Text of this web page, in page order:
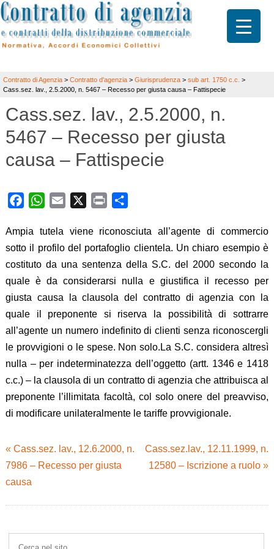
Contratto di Agenzia > Contratto d'agenzia > Giurisprudenza > sub art. 1750 c.c. >
Cass.sez. lav., 2.5.2000, n. 5467 – Recesso per giusta causa – Fattispecie
Cass.sez. lav., 2.5.2000, n.
5467 – Recesso per giusta
causa – Fattispecie
FacebookWhatsApp
Email Print
Ampia tutela viene riconosciuta all’agente di commercio
sotto il profilo del portafoglio clientela. Un chiaro esempio è
costituto da una sentenza della S.C. del 2000 secondo la
quale è da considerarsi nulla e giustifica il recesso per
giusta causa la clausola del contratto di agenzia con la
quale il preponente si riserva la possibilità di sottrarre
all’agente un numero indefinito di clienti senza riconoscergli
le provvigioni o le spese. Non solo.La S.C. considera altresì
nulla – per indeterminatezza dell’oggetto (artt. 1346 e 1418
c.c.) – la clausola di un contratto di agenzia che attribuisca al
preponente l’illimitata facoltà, col solo onere del preavviso,
di modificare unilateralmente le tariffe provvigionale.
« Cass.sez. lav., 12.6.2000, n.
7986 – Recesso per giusta
causa
Cass.sez.lav., 12.11.1999, n.
12580 – Iscrizione a ruolo »